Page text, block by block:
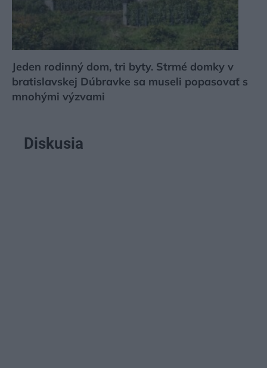
Jeden rodinný dom, tri byty. Strmé domky v
bratislavskej Dúbravke sa museli popasovať s
mnohými výzvami
Diskusia